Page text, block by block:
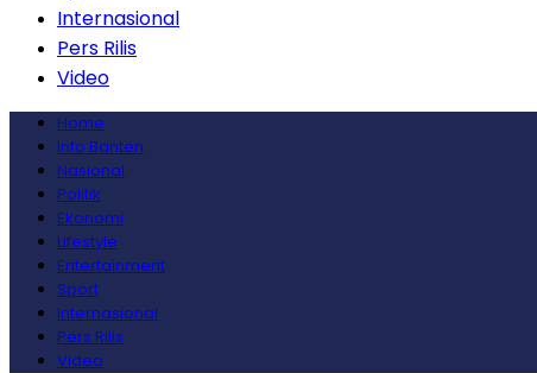
Internasional
Pers Rilis
Video
Home
Info Banten
Nasional
Politik
Ekonomi
Lifestyle
Entertainment
Sport
Internasional
Pers Rilis
Video